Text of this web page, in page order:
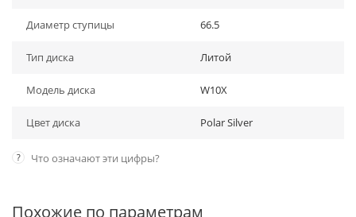
Диаметр ступицы 66.5
Тип диска Литой
Модель диска W10X
Цвет диска Polar Silver
? Что означают эти цифры?
Похожие по параметрам